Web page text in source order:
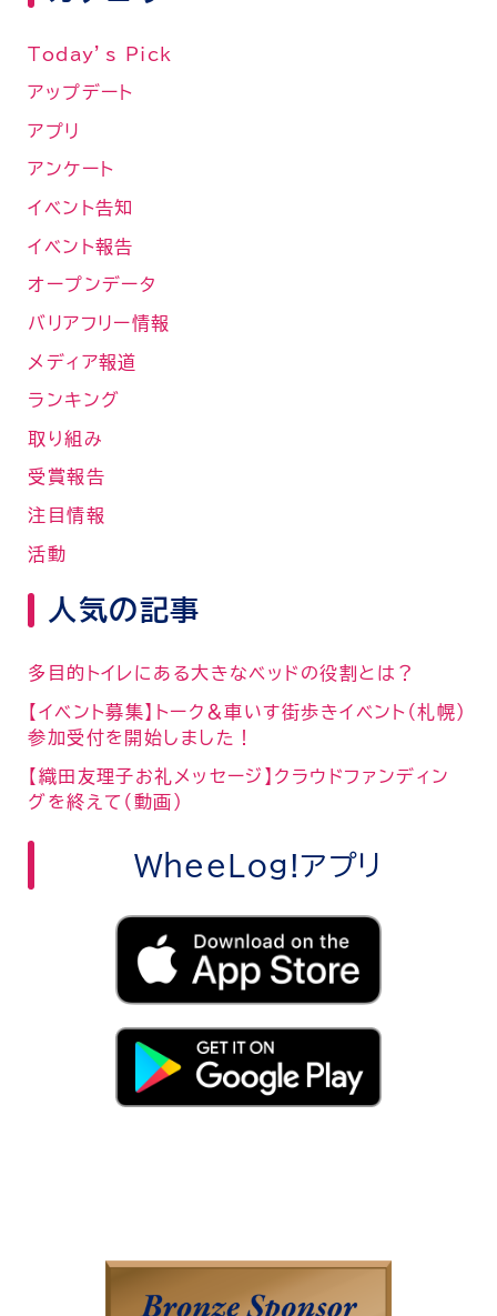
Today’s Pick
アップデート
アプリ
アンケート
イベント告知
イベント報告
オープンデータ
バリアフリー情報
メディア報道
ランキング
取り組み
受賞報告
注目情報
活動
人気の記事
多目的トイレにある大きなベッドの役割とは？
【イベント募集】トーク＆車いす街歩きイベント（札幌）
参加受付を開始しました！
【織田友理子お礼メッセージ】クラウドファンディン
グを終えて（動画）
WheeLog!アプリ